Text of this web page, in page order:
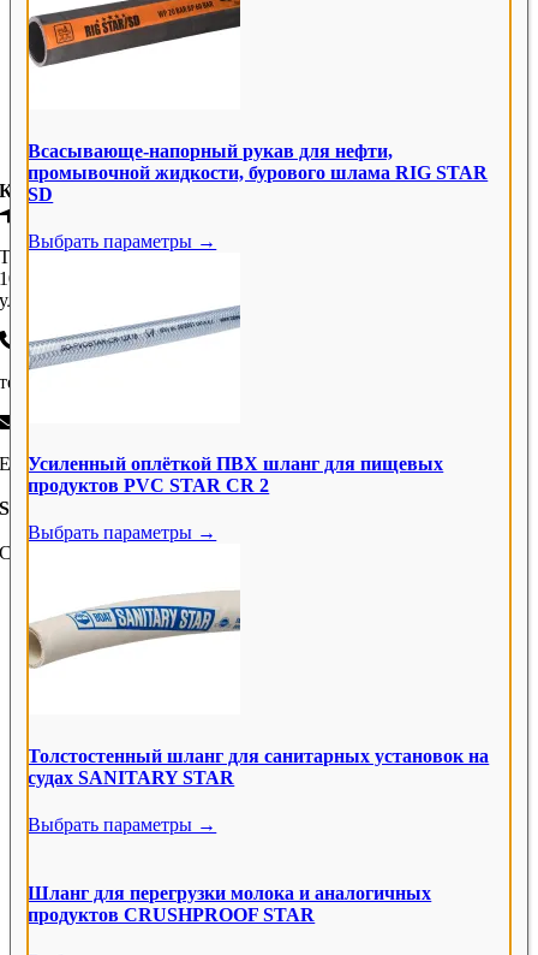
Чистка и мытьё 224
Пневматика
Промышленная химия 32
КОНТАКТЫ
ТОО Tubes International Kazachstan
100000 Караганда
ул. Резника 16
тел.:
Email:karaganda@tubes-international.com
SOCIAL MEDIA
Copyright © Tubes International
Всасывающе-напорный рукав для нефти,
промывочной жидкости, бурового шлама RIG STAR
SD
Выбрать параметры →
Усиленный оплёткой ПВХ шланг для пищевых
продуктов PVC STAR CR 2
Выбрать параметры →
Толстостенный шланг для санитарных установок на
судах SANITARY STAR
Выбрать параметры →
Шланг для перегрузки молока и аналогичных
продуктов CRUSHPROOF STAR